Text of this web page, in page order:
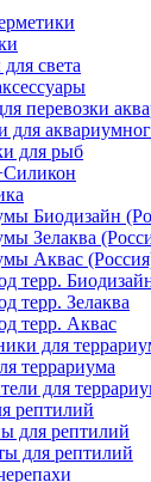
света
перевозки
для
для рыб
Биодизайн
Зелаква
Аквас
терр.
терр. Зелаква
терр. Аквас
для
террариума
для
рептилий
для рептилий
для рептилий